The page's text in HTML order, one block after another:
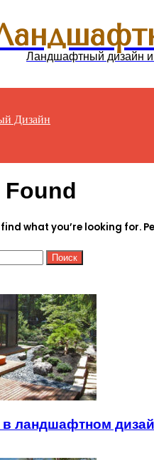
Ландшафтный дизайн и
Дизайн
find what you’re looking for.
ландшафтном